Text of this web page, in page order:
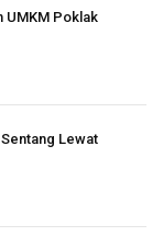
UMKM Poklak
Lewat